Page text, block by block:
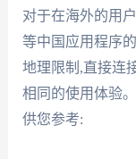
对于在海外的用
等中国应用程序
地理限制,直接连
相同的使用体验
供您参考: